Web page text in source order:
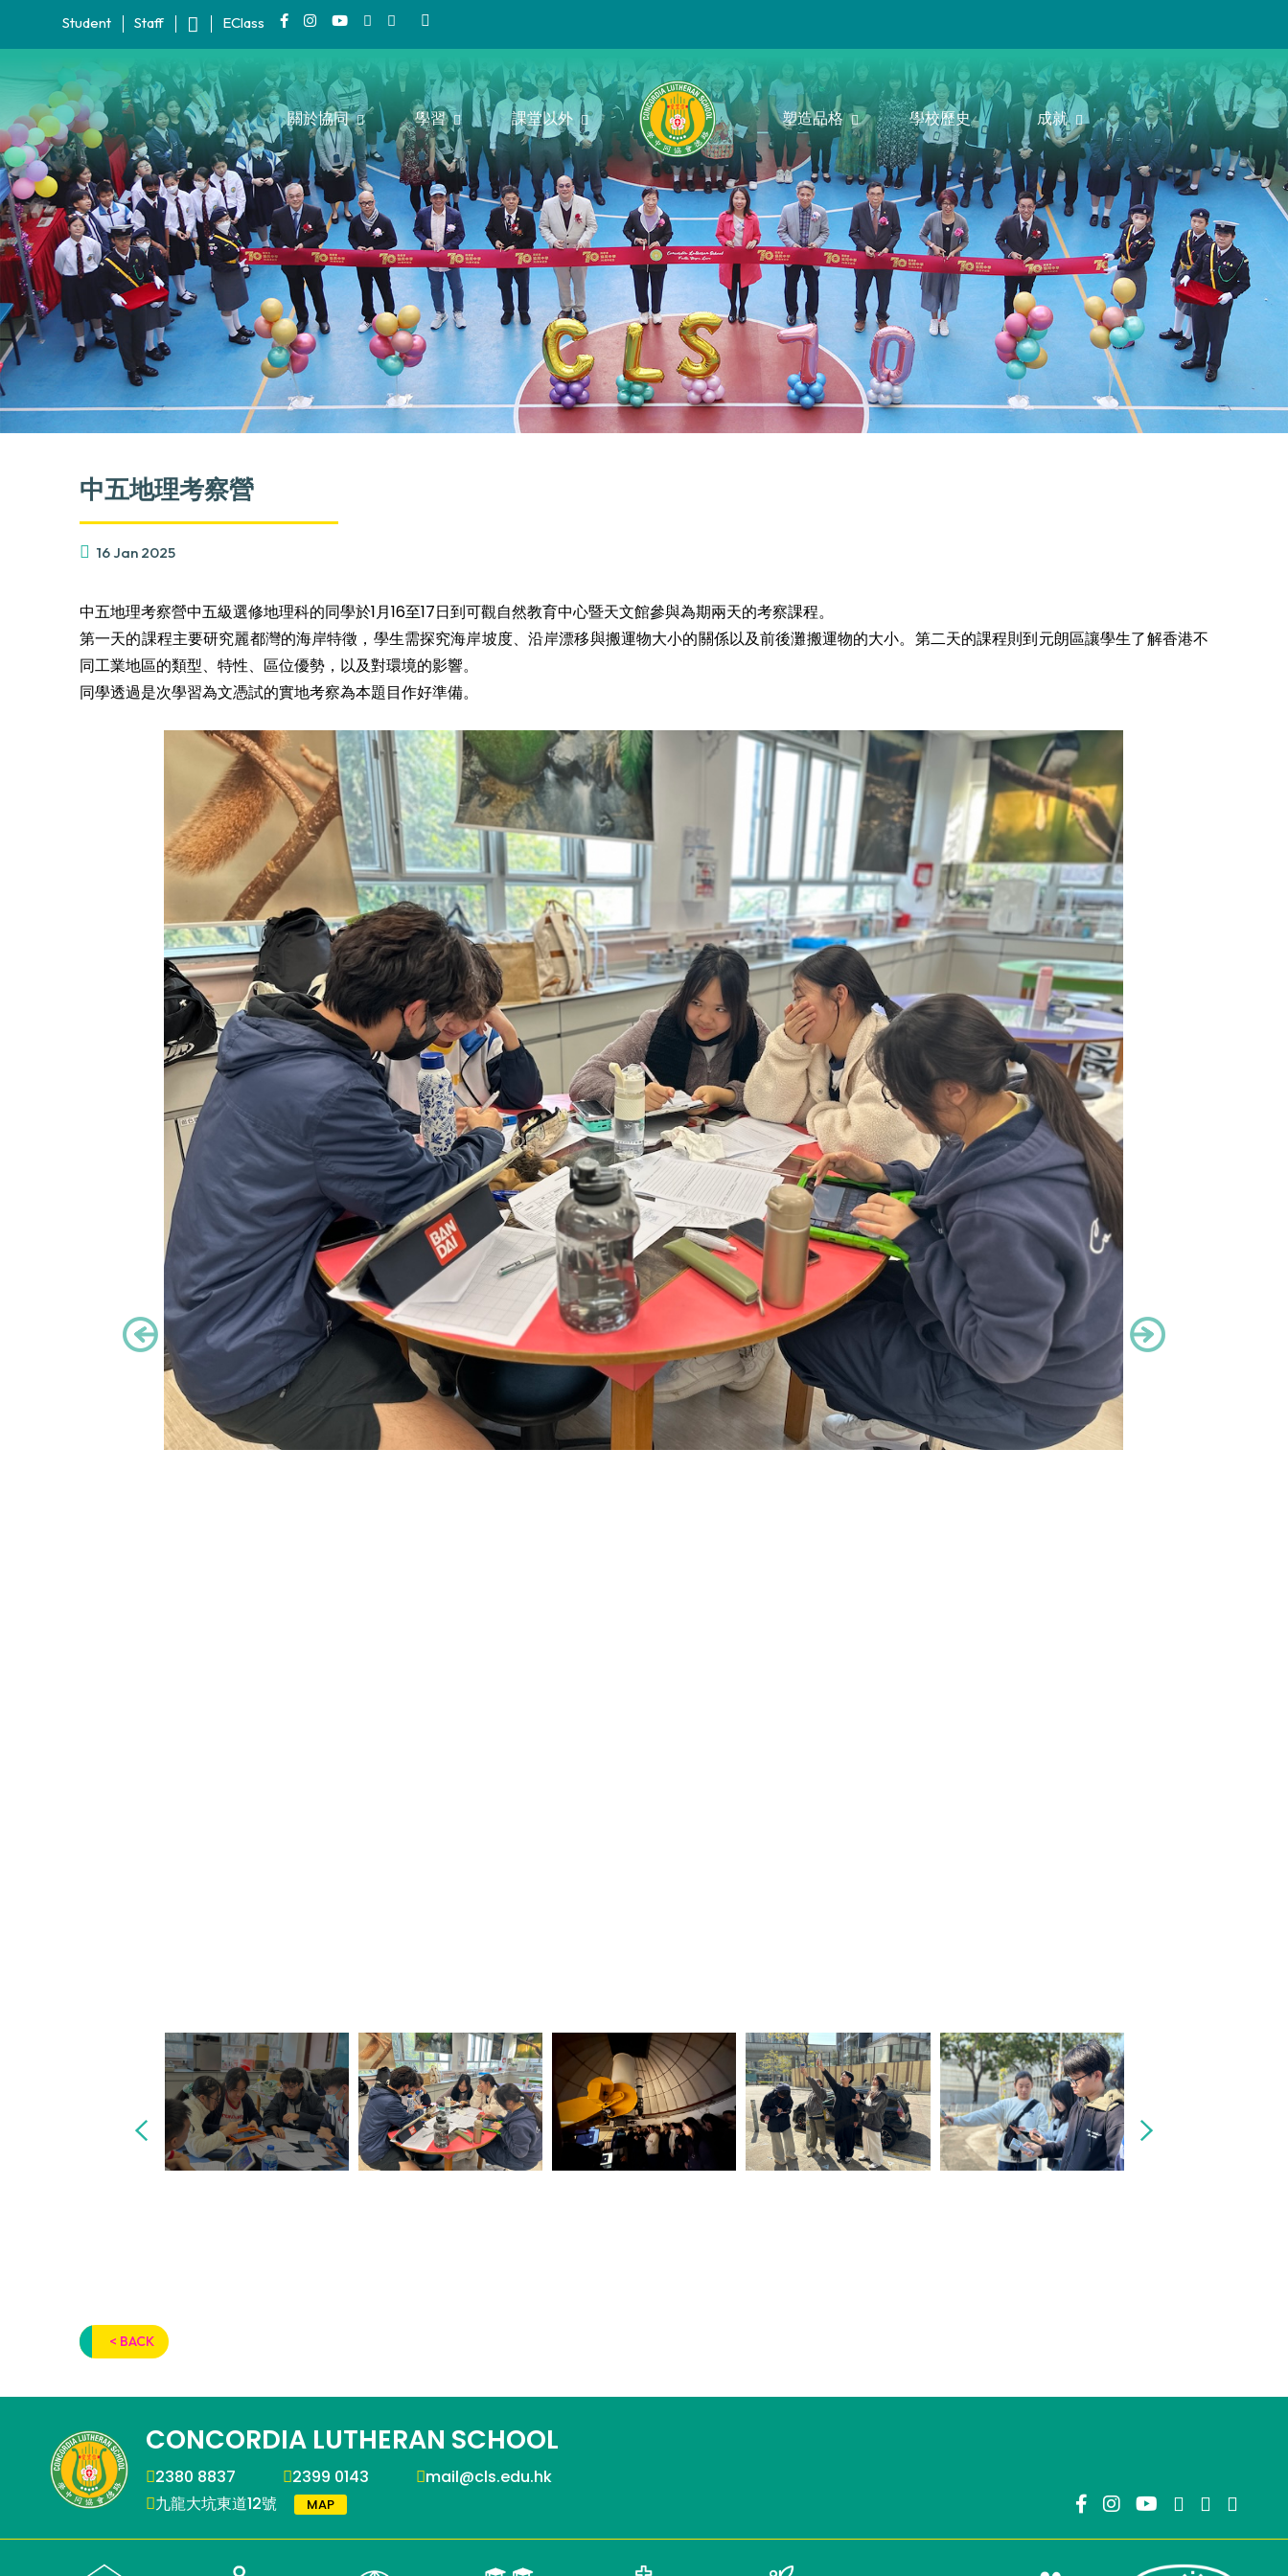
Student Staff EClass
關於協同 學習 課堂以外 塑造品格 學校歷史 成就
中五地理考察營
16 Jan 2025
中五地理考察營中五級選修地理科的同學於1月16至17日到可觀自然教育中心暨天文館參與為期兩天的考察課程。
第一天的課程主要研究麗都灣的海岸特徵，學生需探究海岸坡度、沿岸漂移與搬運物大小的關係以及前後灘搬運物的大小。第二天的課程則到元朗區讓學生了解香港不
同工業地區的類型、特性、區位優勢，以及對環境的影響。
同學透過是次學習為文憑試的實地考察為本題目作好準備。
< BACK
CONCORDIA LUTHERAN SCHOOL
2380 8837 2399 0143
mail@cls.edu.hk
九龍大坑東道12號
MAP